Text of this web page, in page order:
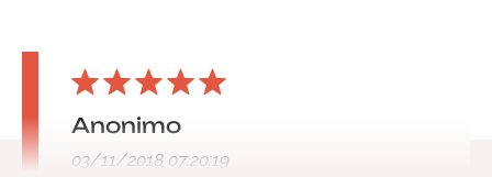
Anonimo
03/11/2018 07:20:19